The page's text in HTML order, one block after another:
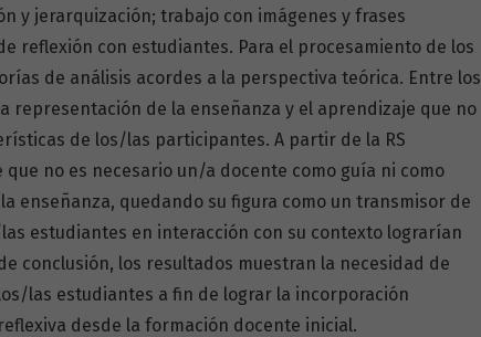
y jerarquización; trabajo con imágenes y frases
reflexión con estudiantes. Para el procesamiento de los
de análisis acordes a la perspectiva teórica. Entre los
representación de la enseñanza y el aprendizaje que no
de los/las participantes. A partir de la RS
no es necesario un/a docente como guía ni como
enseñanza, quedando su figura como un transmisor de
estudiantes en interacción con su contexto lograrían
conclusión, los resultados muestran la necesidad de
las estudiantes a fin de lograr la incorporación
desde la formación docente inicial.